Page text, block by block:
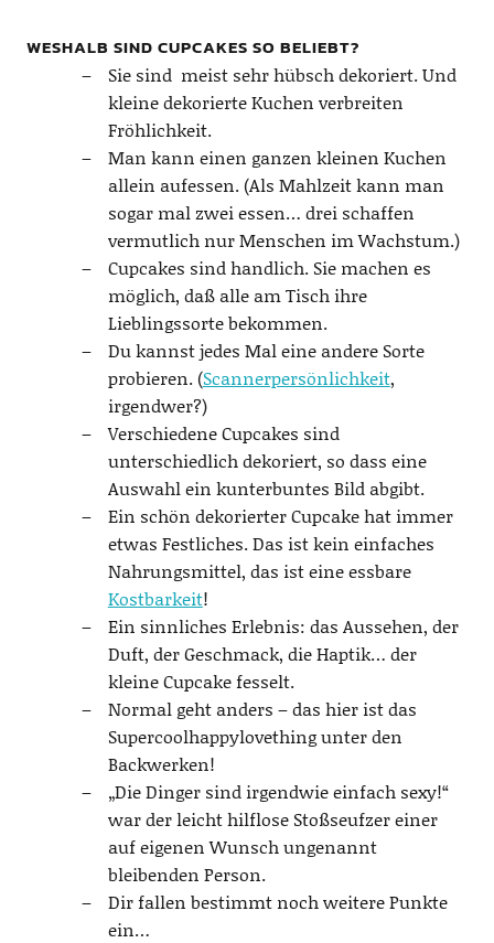
WESHALB SIND CUPCAKES SO BELIEBT?
Sie sind meist sehr hübsch dekoriert. Und
kleine dekorierte Kuchen verbreiten
Fröhlichkeit.
Man kann einen ganzen kleinen Kuchen
allein aufessen. (Als Mahlzeit kann man
sogar mal zwei essen… drei schaffen
vermutlich nur Menschen im Wachstum.)
Cupcakes sind handlich. Sie machen es
möglich, daß alle am Tisch ihre
Lieblingssorte bekommen.
Du kannst jedes Mal eine andere Sorte
probieren. (Scannerpersönlichkeit,
irgendwer?)
Verschiedene Cupcakes sind
unterschiedlich dekoriert, so dass eine
Auswahl ein kunterbuntes Bild abgibt.
Ein schön dekorierter Cupcake hat immer
etwas Festliches. Das ist kein einfaches
Nahrungsmittel, das ist eine essbare
Kostbarkeit!
Ein sinnliches Erlebnis: das Aussehen, der
Duft, der Geschmack, die Haptik… der
kleine Cupcake fesselt.
Normal geht anders – das hier ist das
Supercoolhappylovething unter den
Backwerken!
„Die Dinger sind irgendwie einfach sexy!“
war der leicht hilflose Stoßseufzer einer
auf eigenen Wunsch ungenannt
bleibenden Person.
Dir fallen bestimmt noch weitere Punkte
ein…